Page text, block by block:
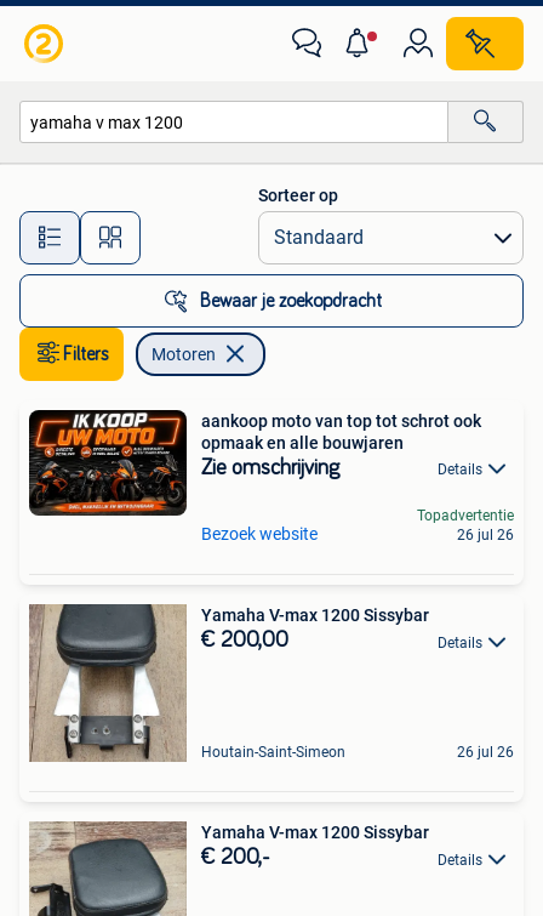
Alle afstanden…
Sorteer op
Bewaar je zoekopdracht
Filters Motoren
aankoop moto van top tot schrot ook
opmaak en alle bouwjaren
Zie omschrijving Details
Bezoek website
Topadvertentie
26 jul 26
Yamaha V-max 1200 Sissybar
€ 200,00 Details
Houtain-Saint-Simeon 26 jul 26
Yamaha V-max 1200 Sissybar
€ 200,- Details